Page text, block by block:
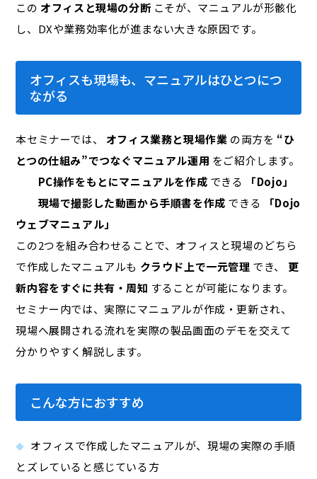
この オフィスと現場の分断こそが、マニュアルが形骸化
し、DXや業務効率化が進まない大きな原因です。
オフィスも現場も、マニュアルはひとつにつ
ながる
本セミナーでは、 オフィス業務と現場作業 の両方を “ひ
とつの仕組み”でつなぐマニュアル運用 をご紹介します。
PC操作をもとにマニュアルを作成 できる
「Dojo」
現場で撮影した動画から手順書を作成 できる
「Dojo
ウェブマニュアル」
この2つを組み合わせることで、オフィスと現場のどちら
で作成したマニュアルも クラウド上で一元管理 でき、 更
新内容をすぐに共有・周知 することが可能になります。
セミナー内では、実際にマニュアルが作成・更新され、
現場へ展開される流れを実際の製品画面のデモを交えて
分かりやすく解説します。
こんな方におすすめ
オフィスで作成したマニュアルが、現場の実際の手順
とズレていると感じている方